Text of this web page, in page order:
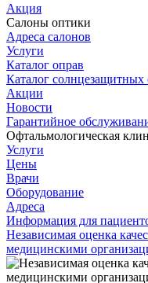
Акция
Салоны оптики
Адреса салонов
Услуги
Каталог оправ
Каталог солнцезащитных
Акции
Новости
Гарантийное
Офтальмологическая
Услуги
Цены
Врачи
Оборудование
Адреса
Информация для
Независимая оценка
медицинскими